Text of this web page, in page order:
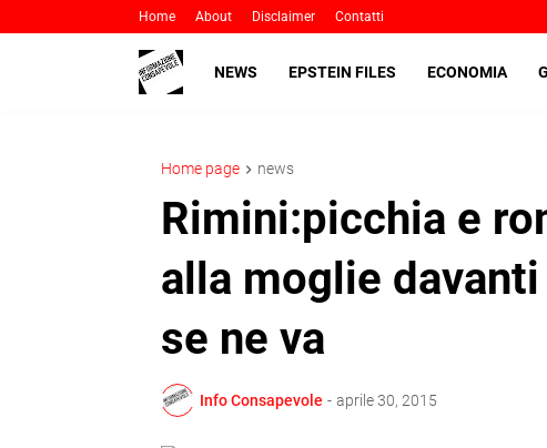
Home About Disclaimer Contatti
NEWS EPSTEIN FILES ECONOMIA
Home page news
Rimini:picchia e
alla moglie
se ne va
Info Consapevole - aprile 30, 2015